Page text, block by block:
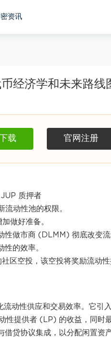
资讯
经济学和未来路线
载 官网注册
质押者
动性池的权限。
做好准备。
性做市商 (DLMM) 彻底改变
的效率。
区空投，该空投将奖励流动
动性供应和交易效率。它引
性提供者 (LP) 的收益，同时
借贷协议集成，以分配闲置资